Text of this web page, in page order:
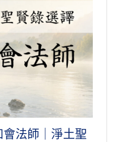
法師｜淨土聖